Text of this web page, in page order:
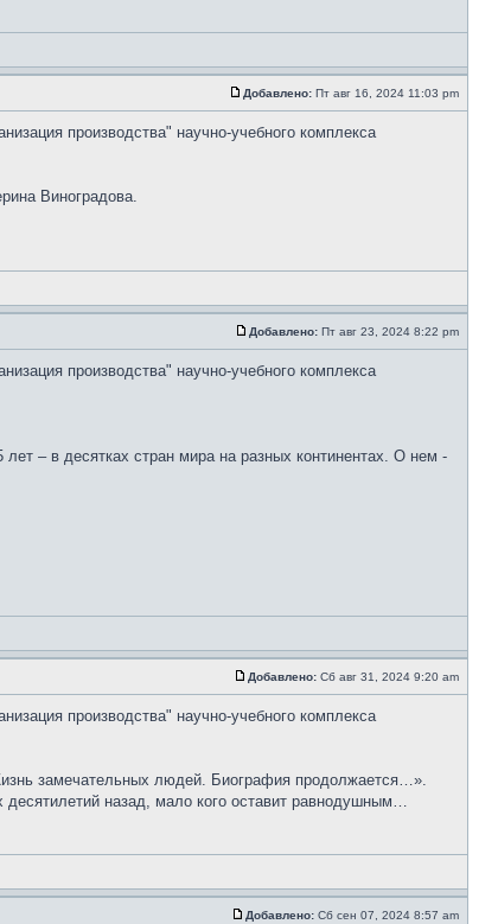
Добавлено: Пт авг 16, 2024 11:03 pm
производства" научно-учебного комплекса
Виноградова.
Добавлено: Пт авг 23, 2024 8:22 pm
производства" научно-учебного комплекса
лет – в десятках стран мира на разных континентах. О нем -
Добавлено: Сб авг 31, 2024 9:20 am
производства" научно-учебного комплекса
замечательных людей. Биография продолжается…».
десятилетий назад, мало кого оставит равнодушным…
Добавлено: Сб сен 07, 2024 8:57 am